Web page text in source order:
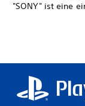
"SONY" ist eine